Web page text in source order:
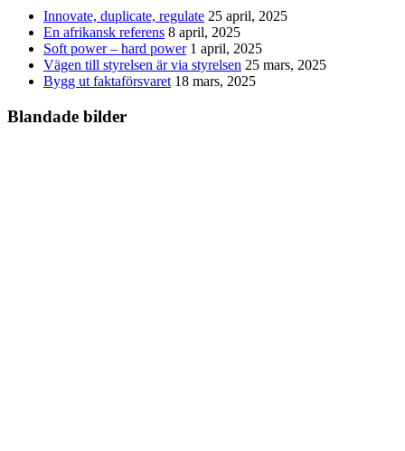
Innovate, duplicate, regulate 25 april, 2025
En afrikansk referens 8 april, 2025
Soft power – hard power 1 april, 2025
Vägen till styrelsen är via styrelsen 25 mars, 2025
Bygg ut faktaförsvaret 18 mars, 2025
Blandade bilder